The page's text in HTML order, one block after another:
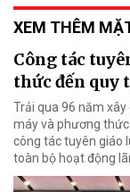
XEM THÊM
Công tác
thức đến quy
Trải qua 96 năm
máy và phương
công tác tuyên giáo
toàn bộ hoạt động